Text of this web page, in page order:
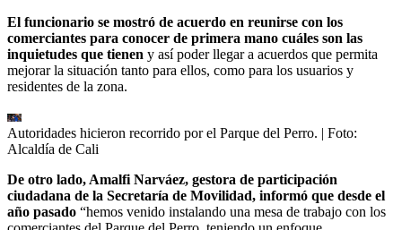
El funcionario se mostró de acuerdo en reunirse con los
comerciantes para conocer de primera mano cuáles son las
inquietudes que tienen y así poder llegar a acuerdos que permita
mejorar la situación tanto para ellos, como para los usuarios y
residentes de la zona.
Autoridades hicieron recorrido por el Parque del Perro. | Foto:
Alcaldía de Cali
De otro lado, Amalfi Narváez, gestora de participación
ciudadana de la Secretaría de Movilidad, informó que desde el
año pasado “hemos venido instalando una mesa de trabajo con los